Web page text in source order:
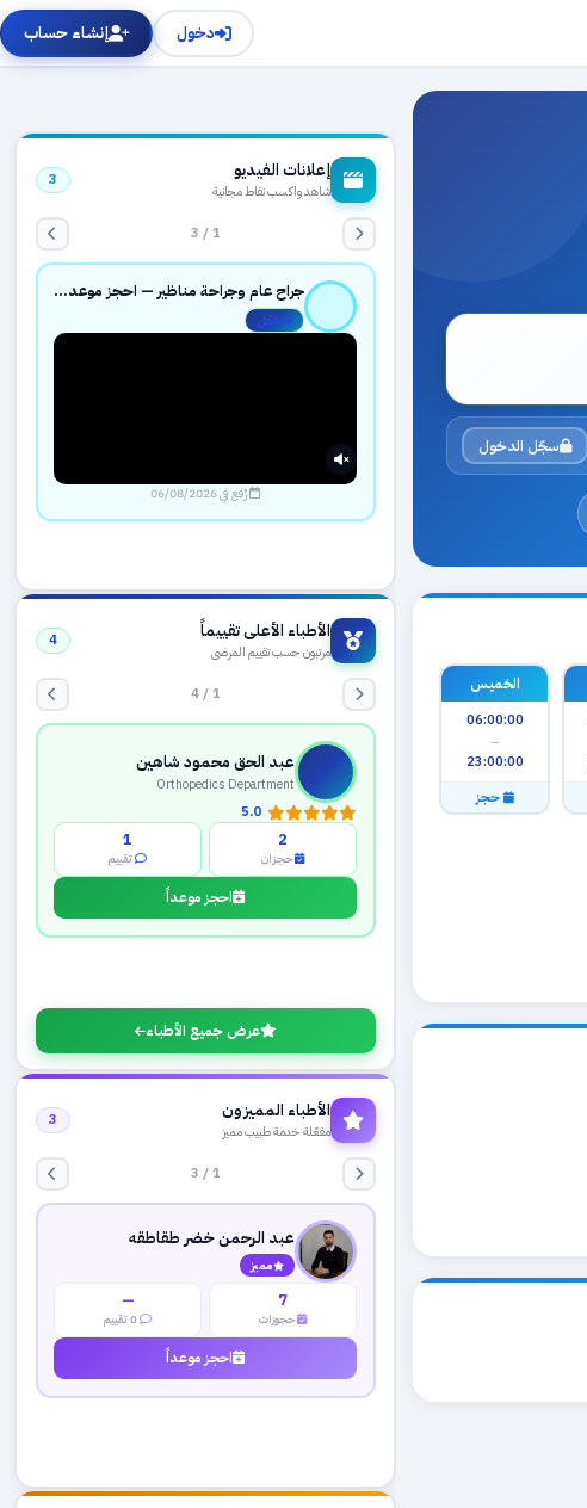
دخول إنشاء حساب
سجّل الدخول
الخميس
06:00:00
—
23:00:00
حجز
إعلانات الفيديو 3
1 / 3
جراح عام وجراحة مناظير — احجز موعدك بثقة عبر حجزك الطبي
الأطباء الأعلى تقييماً 4
1 / 4
عبد الحق محمود شاهين
5.0
حجزان تقييم
الأطباء المميزون 3
7
حجوزات
أعلى البحث 0